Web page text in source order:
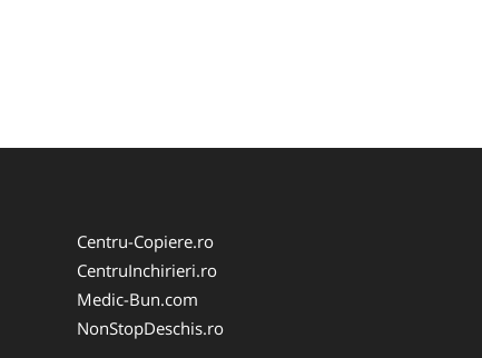
Centru-Copiere.ro
CentruInchirieri.ro
Medic-Bun.com
NonStopDeschis.ro